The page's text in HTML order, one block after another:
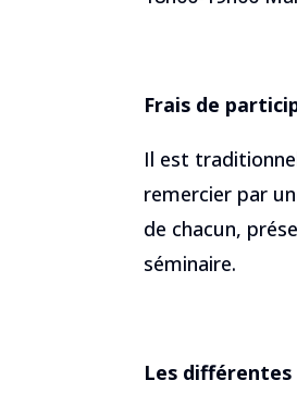
Frais de
Il est
remercier par
de chacun,
séminaire.
Les différentes